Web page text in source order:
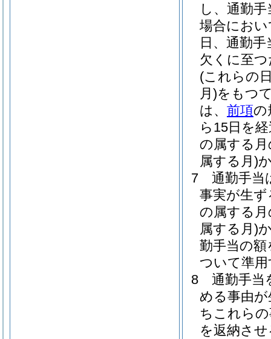
し、通勤
場合にお
日、通勤
欠くに至
(これらの
月)をもつ
は、 前項の
ら15日を
の属する
属する月)
7
通勤手当
事実が生
の属する
属する月)
勤手当の
ついて準
8
通勤手当
める事由
ちこれら
を返納さ